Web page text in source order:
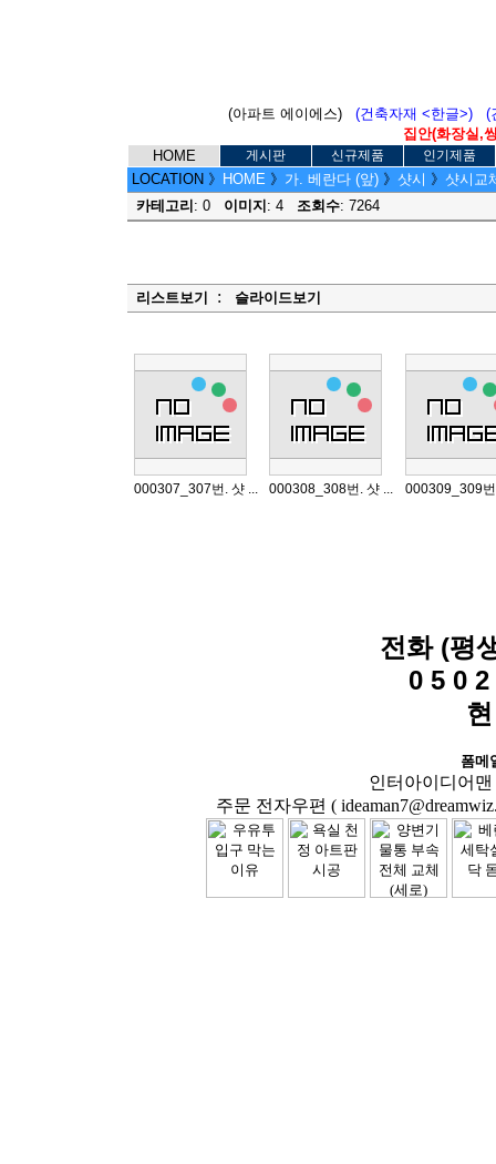
(아파트 에이에스) (건축자재 <한글>)
(
집안(화장실,
HOME
게시판 신규제품 인기제품
LOCATION 》 HOME 》 가. 베란다 (앞) 》 샷시 》 샷시교
카테고리 : 0 이미지 : 4 조회수: 7264
리스트보기 : 슬라이드보기
000307_307번. 샷 ... 000308_308번. 샷 ... 000309_309번
전화 (평
0 5 0
폼메
인터아이디어맨
주문 전자우편 (